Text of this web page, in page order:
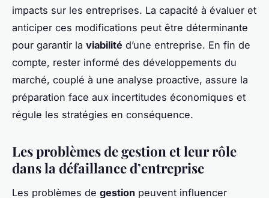
impacts sur les entreprises. La capacité à évaluer et
anticiper ces modifications peut être déterminante
pour garantir la viabilité d’une entreprise. En fin de
compte, rester informé des développements du
marché, couplé à une analyse proactive, assure la
préparation face aux incertitudes économiques et
régule les stratégies en conséquence.
Les problèmes de gestion et leur rôle
dans la défaillance d’entreprise
Les problèmes de gestion peuvent influencer